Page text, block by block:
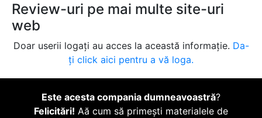
Review-uri pe mai multe site-uri
web
Doar userii logați au acces la această informație. Da-
ți click aici pentru a vă loga.
Este acesta compania dumneavoastră?
Felicitări! Aă cum să primești materialele de